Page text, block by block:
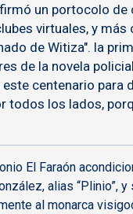
firmó un portocolo de
virtuales, y
de Witiza". la
de la novela
centenario
todos los lados,
El Faraón
alias
al monarca